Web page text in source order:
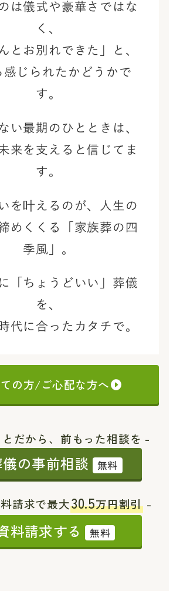
は儀式や豪華さではな
く、
とお別れできた」と、
感じられたかどうかで
す。
い最期のひとときは、
来を支えると信じてま
す。
を叶えるのが、
人生の
めくくる「家族葬の四
季風」。
「ちょうどいい」葬儀
を、
代に合ったカタチで。
の方/ご心配な方へ
だから、前もった相談を -
の事前相談 無料
請求で最大30.5万円割引 -
料請求する 無料